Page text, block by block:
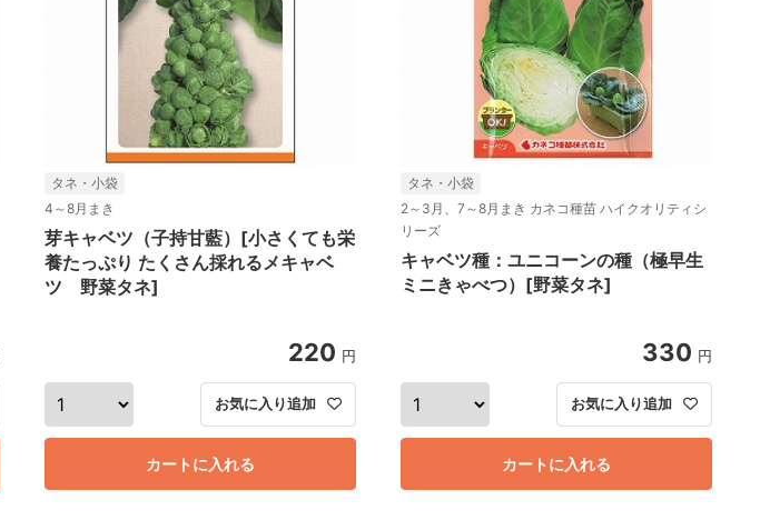
タネ・小袋
4～8月まき
芽キャベツ（子持甘藍）[小さくても栄
養たっぷり たくさん採れるメキャベ
ツ 野菜タネ]
220 円
カートに入れる
お気に入り追加
タネ・小袋
2～3月、7～8月まき カネコ種苗 ハイクオリティシ
リーズ
キャベツ種：ユニコーンの種（極早生
ミニきゃべつ）[野菜タネ]
330 円
カートに入れる
お気に入り追加